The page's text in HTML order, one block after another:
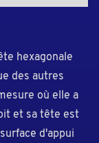
hexagonale
des autres
où elle a
et sa tête est
d'appui